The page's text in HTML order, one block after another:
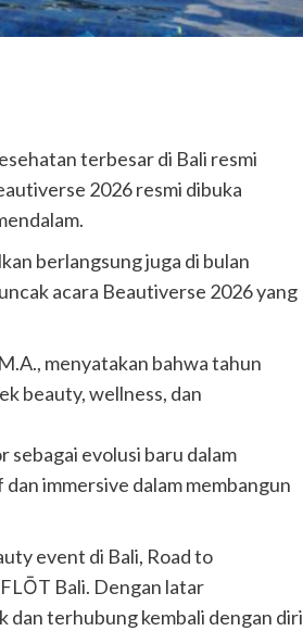
terbesar di Bali resmi
2026 resmi dibuka
berlangsung juga di bulan
acara Beautiverse 2026 yang
menyatakan bahwa tahun
beauty, wellness, dan
sebagai evolusi baru dalam
immersive dalam membangun
event di Bali, Road to
Bali. Dengan latar
dan terhubung kembali dengan diri